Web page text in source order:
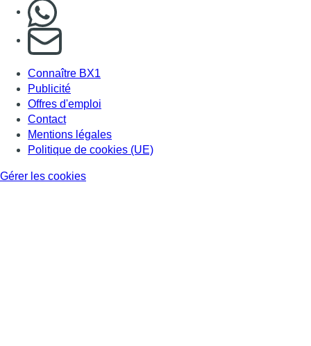
S'abonner à notre newsletter
Connaître BX1
Publicité
Offres d'emploi
Contact
Mentions légales
Politique de cookies (UE)
Gérer les cookies